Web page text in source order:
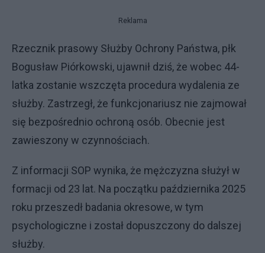
Reklama
Rzecznik prasowy Służby Ochrony Państwa, płk
Bogusław Piórkowski, ujawnił dziś, że wobec 44-
latka zostanie wszczęta procedura wydalenia ze
służby. Zastrzegł, że funkcjonariusz nie zajmował
się bezpośrednio ochroną osób. Obecnie jest
zawieszony w czynnościach.
Z informacji SOP wynika, że mężczyzna służył w
formacji od 23 lat. Na początku października 2025
roku przeszedł badania okresowe, w tym
psychologiczne i został dopuszczony do dalszej
służby.